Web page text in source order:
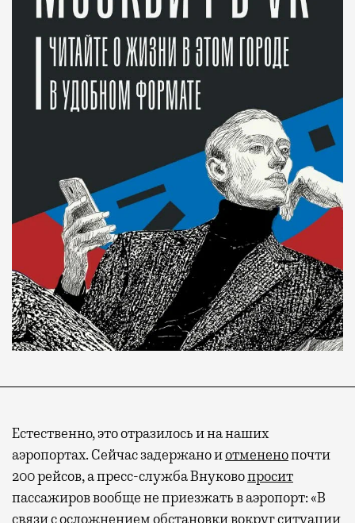
Естественно, это отразилось и на наших
аэропортах. Сейчас задержано иотмененопочти
200 рейсов, а пресс-служба Внуковопросит
пассажиров вообще не приезжать в аэропорт: «В
связи с осложнением обстановки вокруг ситуации